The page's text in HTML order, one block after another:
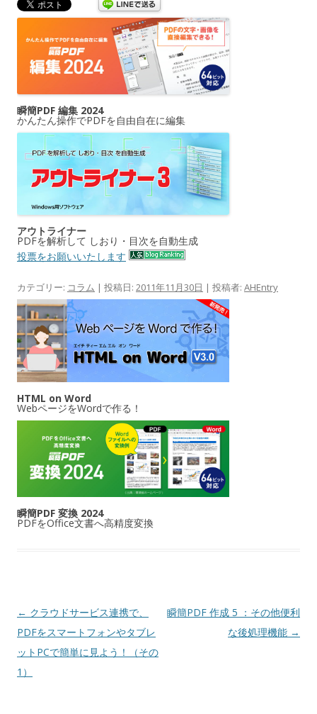
瞬簡PDF 編集 2024
かんたん操作でPDFを自由自在に編集
アウトライナー
PDFを解析して しおり・目次を自動生成
投票をお願いいたします
カテゴリー: コラム | 投稿日: 2011年11月30日 | 投稿者: AHEntry
HTML on Word
WebページをWordで作る！
瞬簡PDF 変換 2024
PDFをOffice文書へ高精度変換
投稿ナビゲーション
← クラウドサービス連携で、
PDFをスマートフォンやタブレ
ットPCで簡単に見よう！（その
1）
瞬簡PDF 作成 5 ：その他便利
な後処理機能 →